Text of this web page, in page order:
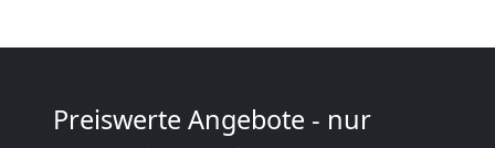
Preiswerte Angebote - nur
Firmenumzug
Wiener